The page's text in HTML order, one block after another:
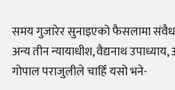
समय गुजारेर सुनाइएको फैसलामा
अन्य तीन न्यायाधीश, वैद्यनाथ
गोपाल पराजुलीले चाहिँ यसो भने-